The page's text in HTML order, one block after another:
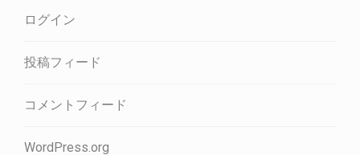
ログイン
投稿フィード
コメントフィード
WordPress.org